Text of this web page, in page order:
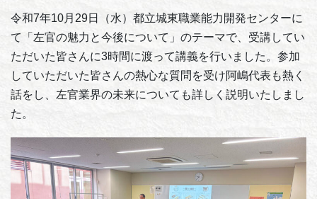
令和7年10月29日（水）都立城東職業能力開発センターに
て「左官の魅力と今後について」のテーマで、受講してい
ただいた皆さんに3時間に渡って講義を行いました。参加
していただいた皆さんの熱心な質問を受け阿嶋代表も熱く
話をし、左官業界の未来についても詳しく説明いたしまし
た。